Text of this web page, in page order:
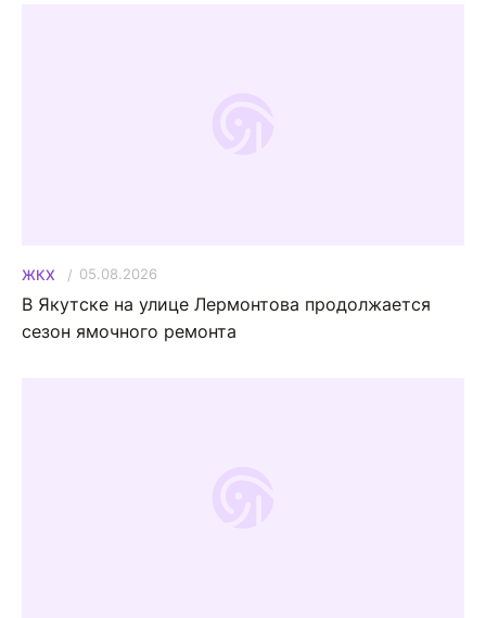
ЖКХ 05.08.2026
В Якутске на улице Лермонтова продолжается
сезон ямочного ремонта